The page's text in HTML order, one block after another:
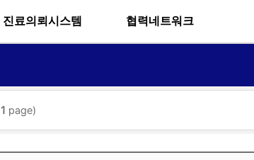
진료의뢰시스템 협력네트워크
1 page)